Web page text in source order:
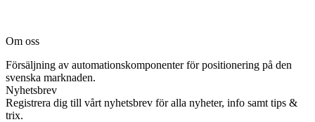
Om oss
Försäljning av automationskomponenter för positionering på den
svenska marknaden.
Nyhetsbrev
Registrera dig till vårt nyhetsbrev för alla nyheter, info samt tips &
trix.